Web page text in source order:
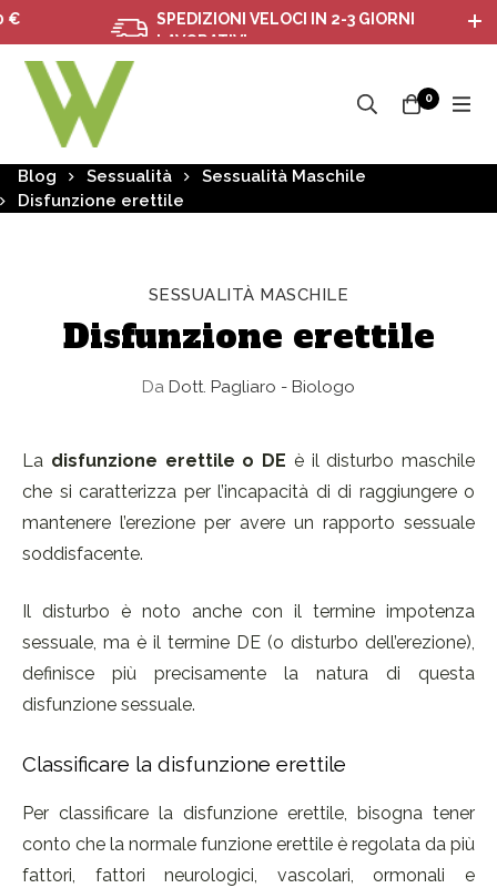
SPEDIZIONI VELOCI IN 2-3 GIORNI
LAVORATIVI
0
Blog Sessualità
Sessualità Maschile
Disfunzione erettile
SESSUALITÀ MASCHILE
Disfunzione erettile
Da Dott. Pagliaro - Biologo
La disfunzione erettile o DE è il disturbo maschile
che si caratterizza per l’incapacità di di raggiungere o
mantenere l’erezione per avere un rapporto sessuale
soddisfacente.
Il disturbo è noto anche con il termine impotenza
sessuale, ma è il termine DE (o disturbo dell’erezione),
definisce più precisamente la natura di questa
disfunzione sessuale.
Classificare la disfunzione erettile
Per classificare la disfunzione erettile, bisogna tener
conto che la normale funzione erettile è regolata da più
fattori, fattori neurologici, vascolari, ormonali e